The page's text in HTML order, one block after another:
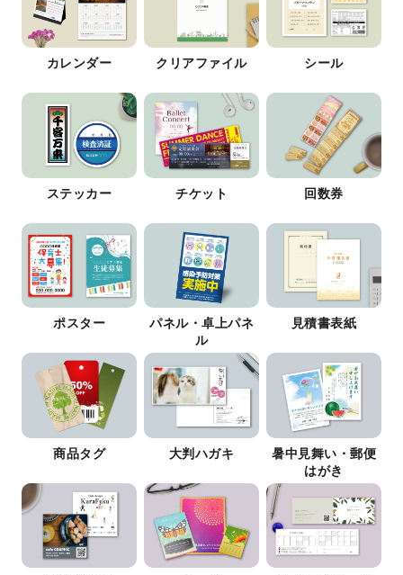
カレンダー クリアファイル シール
ステッカー チケット 回数券
ポスター
パネル・卓上パネ
ル
見積書表紙
商品タグ 大判ハガキ
暑中見舞い・郵便
はがき